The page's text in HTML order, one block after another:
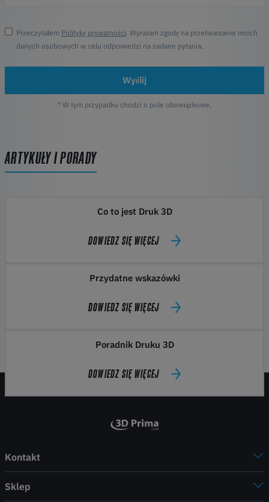
Przeczytałem Politykę prywatności . Wyrażam zgodę na przetwarzanie moich
danych osobowych w celu odpowiedzi na zadane pytania.
Wyślij
* W tym przypadku chodzi o pole obowiązkowe.
ARTYKUŁY I PORADY
Co to jest Druk 3D
DOWIEDZ SIĘ WIĘCEJ
Przydatne wskazówki
DOWIEDZ SIĘ WIĘCEJ
Poradnik Druku 3D
DOWIEDZ SIĘ WIĘCEJ
Kontakt
Sklep